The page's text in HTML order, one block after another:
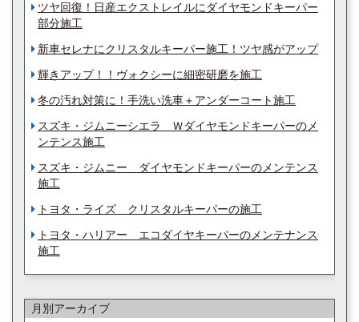
ツヤ回復！日産エクストレイルにダイヤモンドキーパー
部分施工
新車セレナにクリスタルキーパー施工！ツヤ感がアップ
輝きアップ！！ヴォクシーに細密研磨を施工
冬の汚れ対策に！手洗い洗車＋アンダーコート施工
スズキ・ジムニーシエラ Ｗダイヤモンドキーパーのメ
ンテンス施工
スズキ・ジムニー ダイヤモンドキーパーのメンテンス
施工
トヨタ・ライズ クリスタルキーパーの施工
トヨタ・ハリアー エコダイヤキーパーのメンテナンス
施工
月別アーカイブ